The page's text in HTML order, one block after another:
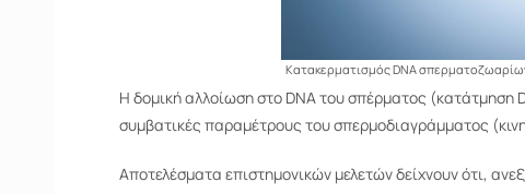
Κατακερματισμός DNA
Η δομική αλλοίωση στο DNA του σπέρματος (κατάτμηση
συμβατικές παραμέτρους του σπερμοδιαγράμματος
Αποτελέσματα επιστημονικών μελετών δείχνουν ότι,